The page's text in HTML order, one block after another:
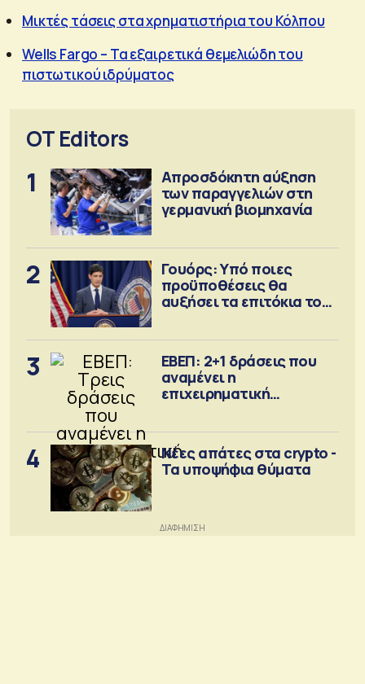
Μικτές τάσεις στα χρηματιστήρια του Κόλπου
Wells Fargo – Τα εξαιρετικά θεμελιώδη του
πιστωτικού ιδρύματος
OT Editors
1
Απροσδόκητη αύξηση
των παραγγελιών στη
γερμανική βιομηχανία
2
Γουόρς: Υπό ποιες
προϋποθέσεις θα
αυξήσει τα επιτόκια τον
3
ΕΒΕΠ: 2+1 δράσεις που
αναμένει η
επιχειρηματική
4
Νέες απάτες στα crypto -
Τα υποψήφια θύματα